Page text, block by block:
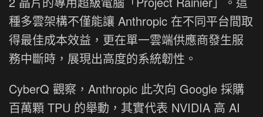
種多雲架構不僅能讓 Anthropic 在不同平台間取
得最佳成本效益，更在單一雲端供應商發生服
務中斷時，展現出高度的系統韌性。
CyberQ 觀察，Anthropic 此次向 Google 採購
百萬顆 TPU 的舉動，其實代表 NVIDIA 高 AI